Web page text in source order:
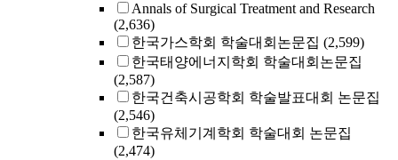
Annals of Surgical Treatment and Research
(2,636)
한국가스학회 학술대회논문집 (2,599)
한국태양에너지학회 학술대회논문집
(2,587)
한국건축시공학회 학술발표대회 논문집
(2,546)
한국유체기계학회 학술대회 논문집
(2,474)